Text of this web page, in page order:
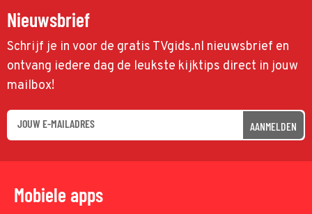
Nieuwsbrief
Schrijf je in voor de gratis TVgids.nl nieuwsbrief en
ontvang iedere dag de leukste kijktips direct in jouw
mailbox!
AANMELDEN
Mobiele apps